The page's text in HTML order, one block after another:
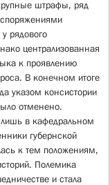
штрафы, ряд
рядового
централизованная
к проявлению
В конечном итоге
указом консистории
отменено.
лишь в кафедральном
губернской
к тем положениям,
Полемика
и стала